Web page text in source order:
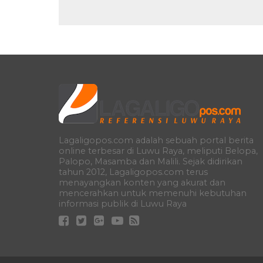
Lagaligopos.com adalah sebuah portal berita
online terbesar di Luwu Raya, meliputi Belopa,
Palopo, Masamba dan Malili. Sejak didirikan
tahun 2012, Lagaligopos.com terus
menayangkan konten yang akurat dan
mencerahkan untuk memenuhi kebutuhan
informasi publik di Luwu Raya